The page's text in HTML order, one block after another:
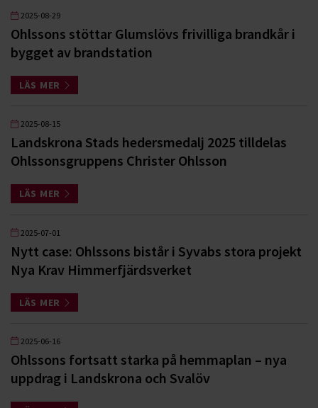
2025-08-29
Ohlssons stöttar Glumslövs frivilliga brandkår i
bygget av brandstation
LÄS MER
2025-08-15
Landskrona Stads hedersmedalj 2025 tilldelas
Ohlssonsgruppens Christer Ohlsson
LÄS MER
2025-07-01
Nytt case: Ohlssons bistår i Syvabs stora projekt
Nya Krav Himmerfjärdsverket
LÄS MER
2025-06-16
Ohlssons fortsatt starka på hemmaplan – nya
uppdrag i Landskrona och Svalöv